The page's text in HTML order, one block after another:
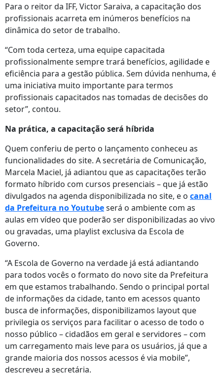
Para o reitor da IFF, Victor Saraiva, a capacitação dos
profissionais acarreta em inúmeros benefícios na
dinâmica do setor de trabalho.
“Com toda certeza, uma equipe capacitada
profissionalmente sempre trará benefícios, agilidade e
eficiência para a gestão pública. Sem dúvida nenhuma, é
uma iniciativa muito importante para termos
profissionais capacitados nas tomadas de decisões do
setor”, contou.
Na prática, a capacitação será híbrida
Quem conferiu de perto o lançamento conheceu as
funcionalidades do site. A secretária de Comunicação,
Marcela Maciel, já adiantou que as capacitações terão
formato híbrido com cursos presenciais – que já estão
divulgados na agenda disponibilizada no site, e o canal
da Prefeitura no Youtubeserá o ambiente com as
aulas em vídeo que poderão ser disponibilizadas ao vivo
ou gravadas, uma playlist exclusiva da Escola de
Governo.
“A Escola de Governo na verdade já está adiantando
para todos vocês o formato do novo site da Prefeitura
em que estamos trabalhando. Sendo o principal portal
de informações da cidade, tanto em acessos quanto
busca de informações, disponibilizamos layout que
privilegia os serviços para facilitar o acesso de todo o
nosso público – cidadãos em geral e servidores – com
um carregamento mais leve para os usuários, já que a
grande maioria dos nossos acessos é via mobile”,
descreveu a secretária.